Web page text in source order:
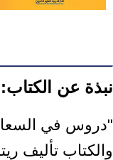
نبذة عن الكتاب:
"دروس في
والكتاب تأليف